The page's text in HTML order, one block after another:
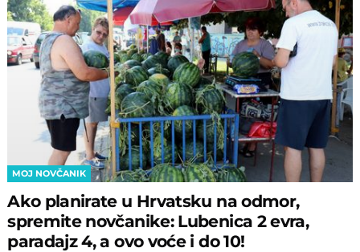
MOJ NOVČANIK
Ako planirate u Hrvatsku na odmor,
spremite novčanike: Lubenica 2 evra,
paradajz 4, a ovo voće i do 10!